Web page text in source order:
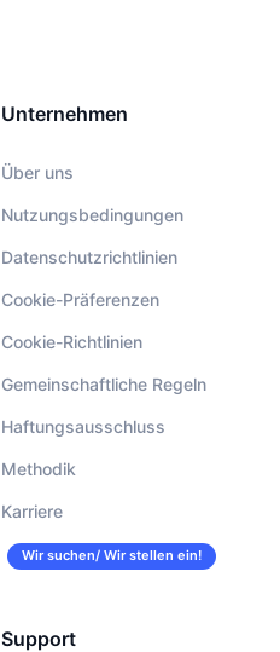
Unternehmen
Über uns
Nutzungsbedingungen
Datenschutzrichtlinien
Cookie-Präferenzen
Cookie-Richtlinien
Gemeinschaftliche Regeln
Haftungsausschluss
Methodik
Karriere
Wir suchen/ Wir stellen ein!
Support